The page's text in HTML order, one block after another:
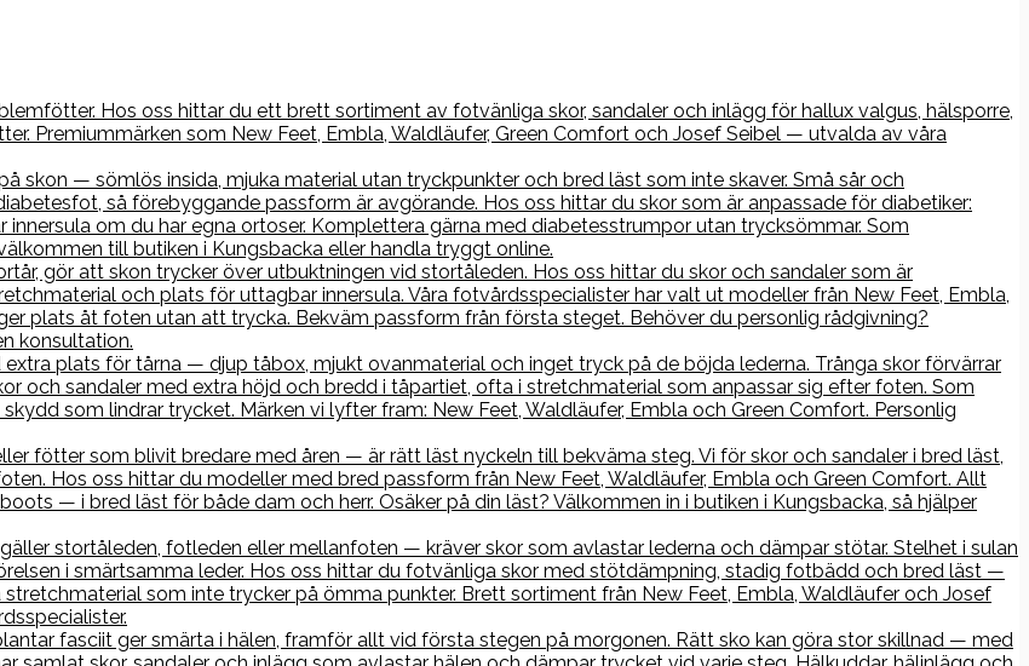
Hos oss hittar du ett brett sortiment av fotvänliga skor, sandaler och inlägg för hallux valgus, hälsporre,
Premiummärken som New Feet, Embla, Waldläufer, Green Comfort och Josef Seibel — utvalda av våra
skon — sömlös insida, mjuka material utan tryckpunkter och bred läst som inte skaver. Små sår och
så förebyggande passform är avgörande. Hos oss hittar du skor som är anpassade för diabetiker:
om du har egna ortoser. Komplettera gärna med diabetesstrumpor utan trycksömmar. Som
till butiken i Kungsbacka eller handla tryggt online.
gör att skon trycker över utbuktningen vid stortåleden. Hos oss hittar du skor och sandaler som är
och plats för uttagbar innersula. Våra fotvårdsspecialister har valt ut modeller från New Feet, Embla,
plats åt foten utan att trycka. Bekväm passform från första steget. Behöver du personlig rådgivning?
konsultation.
plats för tårna — djup tåbox, mjukt ovanmaterial och inget tryck på de böjda lederna. Trånga skor förvärrar
och sandaler med extra höjd och bredd i tåpartiet, ofta i stretchmaterial som anpassar sig efter foten. Som
som lindrar trycket. Märken vi lyfter fram: New Feet, Waldläufer, Embla och Green Comfort. Personlig
fötter som blivit bredare med åren — är rätt läst nyckeln till bekväma steg. Vi för skor och sandaler i bred läst,
Hos oss hittar du modeller med bred passform från New Feet, Waldläufer, Embla och Green Comfort. Allt
— i bred läst för både dam och herr. Osäker på din läst? Välkommen in i butiken i Kungsbacka, så hjälper
stortåleden, fotleden eller mellanfoten — kräver skor som avlastar lederna och dämpar stötar. Stelhet i sulan
i smärtsamma leder. Hos oss hittar du fotvänliga skor med stötdämpning, stadig fotbädd och bred läst —
som inte trycker på ömma punkter. Brett sortiment från New Feet, Embla, Waldläufer och Josef
fasciit ger smärta i hälen, framför allt vid första stegen på morgonen. Rätt sko kan göra stor skillnad — med